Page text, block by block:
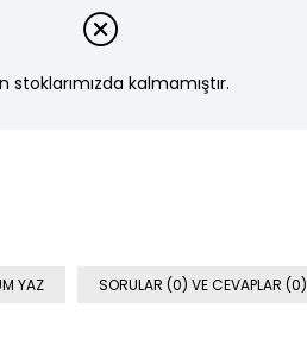
stoklarımızda kalmamıştır.
YAZ SORULAR (0) VE CEVAPLAR (0)